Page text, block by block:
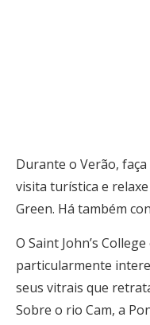
Durante o Verão,
visita turística e
Green. Há também
O Saint John’s
particularmente
seus vitrais que
Sobre o rio Cam, a